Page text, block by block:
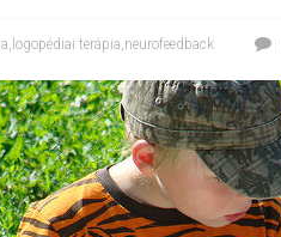
, logopédiai terápia,neurofeedback